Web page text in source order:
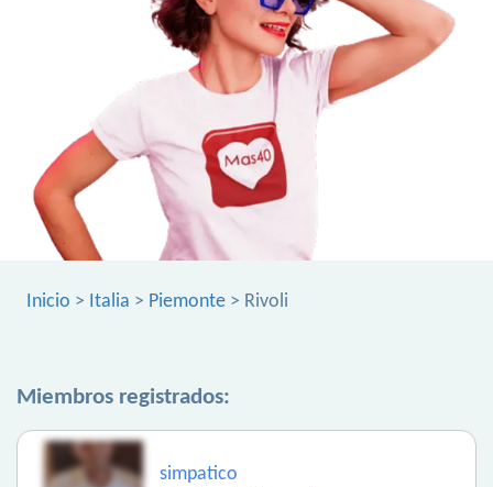
Inicio > Italia > Piemonte > Rivoli
Miembros registrados:
simpatico